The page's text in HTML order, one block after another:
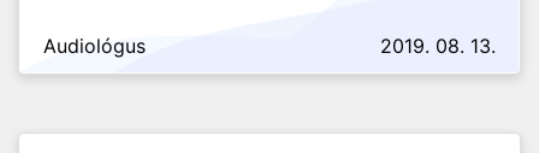
Audiológus 2019. 08. 13.